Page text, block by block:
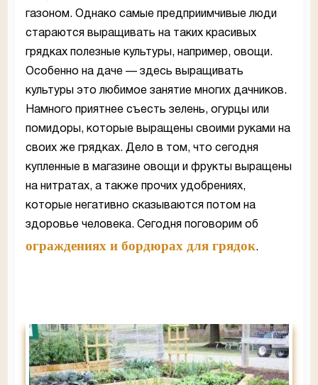
газоном. Однако самые предприимчивые люди
стараются выращивать на таких красивых
грядках полезные культуры, например, овощи.
Особенно на даче — здесь выращивать
культуры это любимое занятие многих дачников.
Намного приятнее съесть зелень, огурцы или
помидоры, которые выращены своими руками на
своих же грядках. Дело в том, что сегодня
купленные в магазине овощи и фрукты выращены
на нитратах, а также прочих удобрениях,
которые негативно сказываются потом на
здоровье человека. Сегодня поговорим об
ограждениях и бордюрах для грядок.